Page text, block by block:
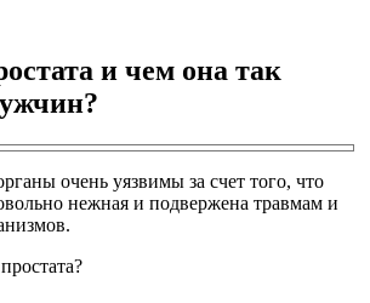
и чем она так
очень уязвимы за счет того, что
нежная и подвержена травмам и